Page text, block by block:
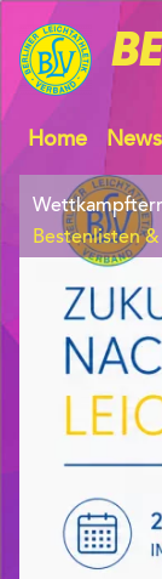
Home News
Bestenlisten